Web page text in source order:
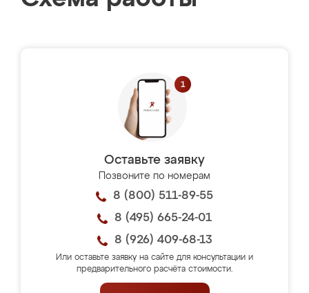
Оставьте заявку
Позвоните по номерам
8 (800) 511-89-55
8 (495) 665-24-01
8 (926) 409-68-13
Или оставьте заявку на сайте для консультации и
предварительного расчёта стоимости.